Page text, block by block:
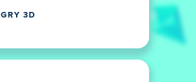
GRY 3D